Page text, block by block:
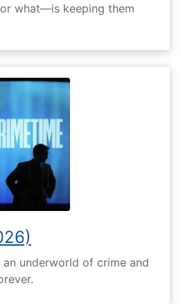
what—is keeping them
underworld of crime and